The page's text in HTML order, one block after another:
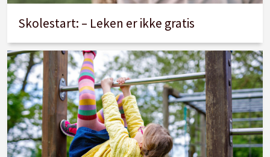
Skolestart: – Leken er ikke gratis